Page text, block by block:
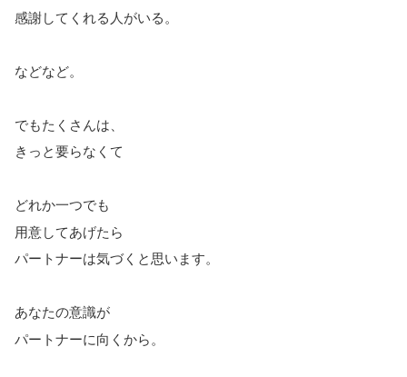
感謝してくれる人がいる。
などなど。
でもたくさんは、
きっと要らなくて
どれか一つでも
用意してあげたら
パートナーは気づくと思います。
あなたの意識が
パートナーに向くから。